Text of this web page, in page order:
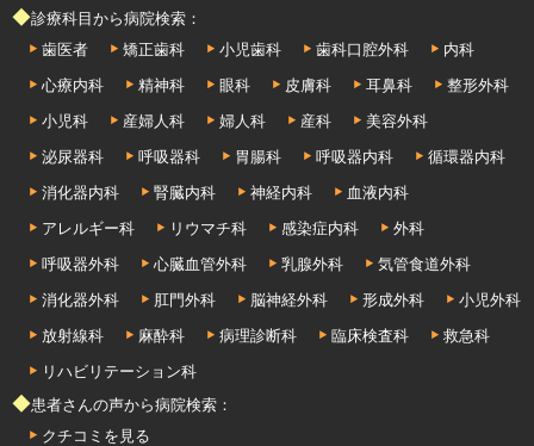
◆診療科目から病院検索：
歯医者
矯正歯科 小児歯科 歯科口腔外科
内科
心療内科
精神科 眼科 皮膚科 耳鼻科
整形外科
小児科
産婦人科 婦人科 産科
美容外科
泌尿器科
呼吸器科 胃腸科 呼吸器内科
循環器内科
消化器内科
腎臓内科 神経内科
血液内科
アレルギー科
リウマチ科 感染症内科
外科
呼吸器外科
心臓血管外科 乳腺外科
気管食道外科
消化器外科
肛門外科 脳神経外科 形成外科
小児外科
放射線科
麻酔科 病理診断科 臨床検査科
救急科
リハビリテーション科
◆患者さんの声から病院検索：
クチコミを見る